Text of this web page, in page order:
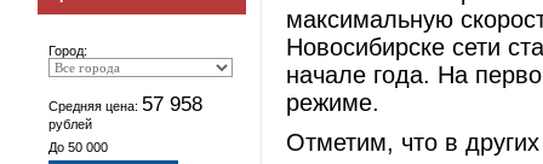
Город:
Средняя цена: 57 958
рублей
До 50 000
максимальную
Новосибирске сети
начале года. На
режиме.
Отметим, что в